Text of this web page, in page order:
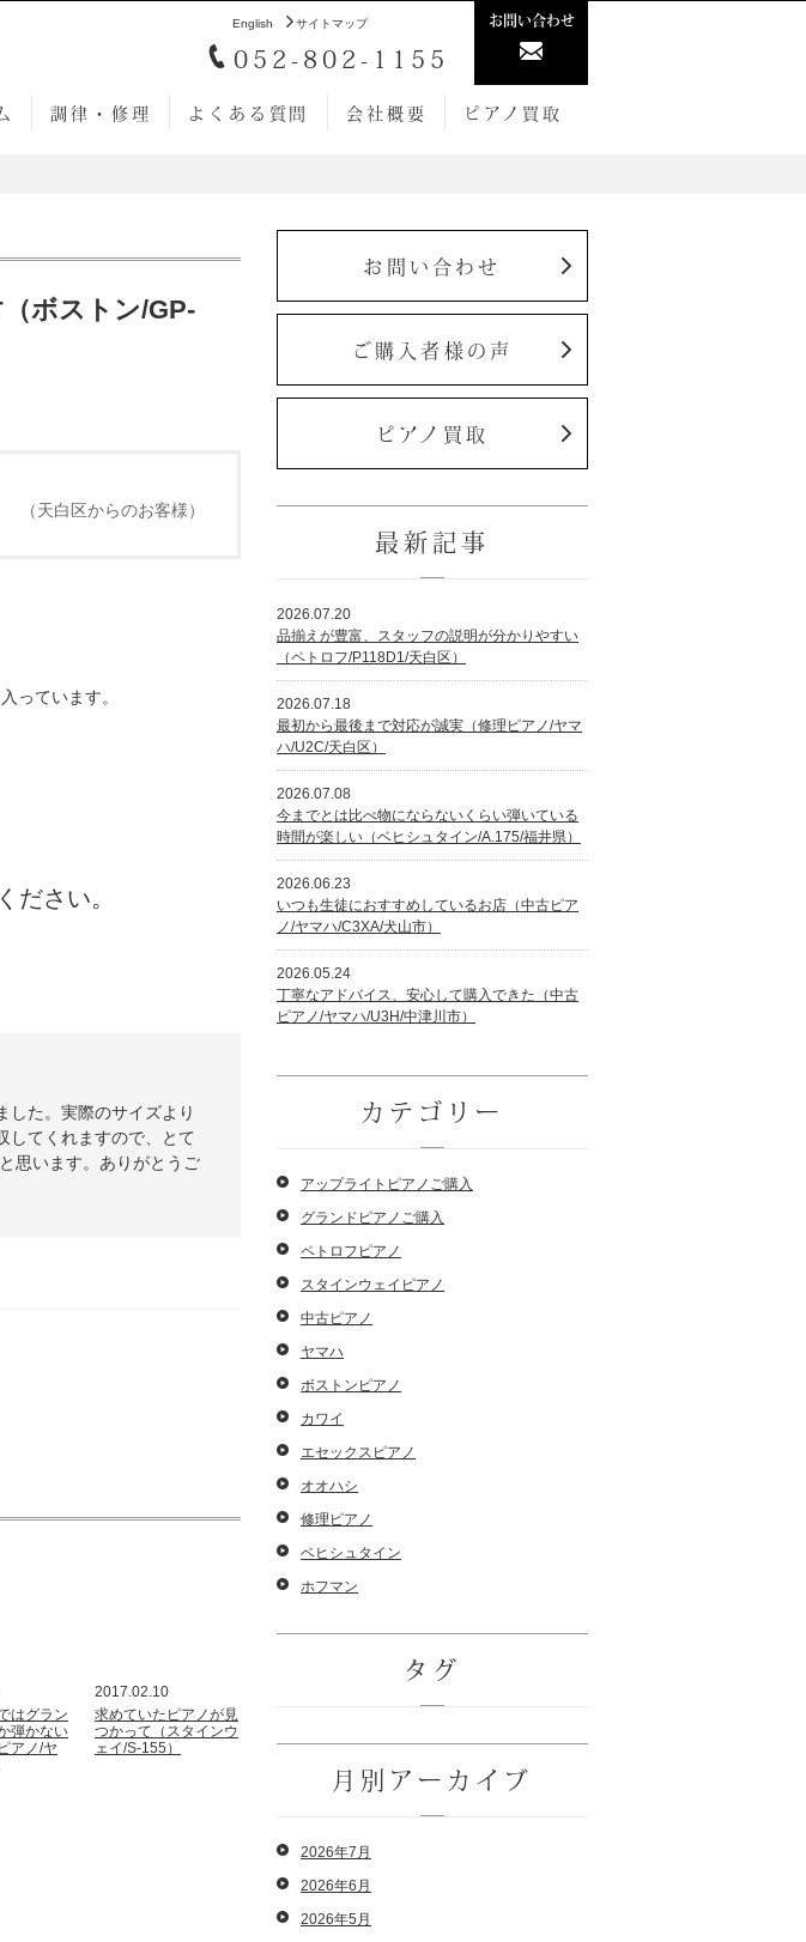
English サイトマップ
052-802-1155
お問い合わせ
調律・修理 よくある質問 会社概要 ピアノ買取
ボストン/GP-
（天白区からのお客様）
っています。
ださい。
した。実際のサイズより
してくれますので、とて
思います。ありがとうご
はグラン
弾かない
アノ/ヤ
2017.02.10
求めていたピアノが見
つかって（スタインウ
ェイ/S-155）
お問い合わせ
ご購入者様の声
ピアノ買取
最新記事
2026.07.20
品揃えが豊富、スタッフの説明が分かりやすい
（ペトロフ/P118D1/天白区）
2026.07.18
最初から最後まで対応が誠実（修理ピアノ/ヤマ
ハ/U2C/天白区）
2026.07.08
今までとは比べ物にならないくらい弾いている
時間が楽しい（ベヒシュタイン/A.175/福井県）
2026.06.23
いつも生徒におすすめしているお店（中古ピア
ノ/ヤマハ/C3XA/犬山市）
2026.05.24
丁寧なアドバイス、安心して購入できた（中古
ピアノ/ヤマハ/U3H/中津川市）
カテゴリー
アップライトピアノご購入
グランドピアノご購入
ペトロフピアノ
スタインウェイピアノ
中古ピアノ
ヤマハ
ボストンピアノ
カワイ
エセックスピアノ
オオハシ
修理ピアノ
ベヒシュタイン
ホフマン
タグ
月別アーカイブ
2026年7月
2026年6月
2026年5月